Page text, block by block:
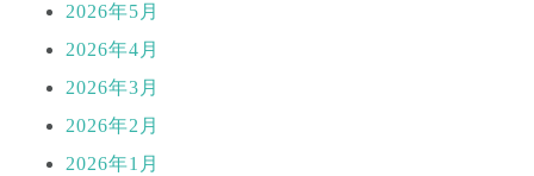
2026年5月
2026年4月
2026年3月
2026年2月
2026年1月